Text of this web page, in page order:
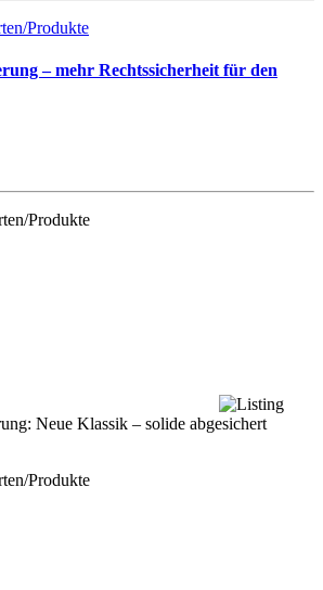
Produkte
– mehr Rechtssicherheit für den
Produkte
Neue Klassik – solide abgesichert
Produkte